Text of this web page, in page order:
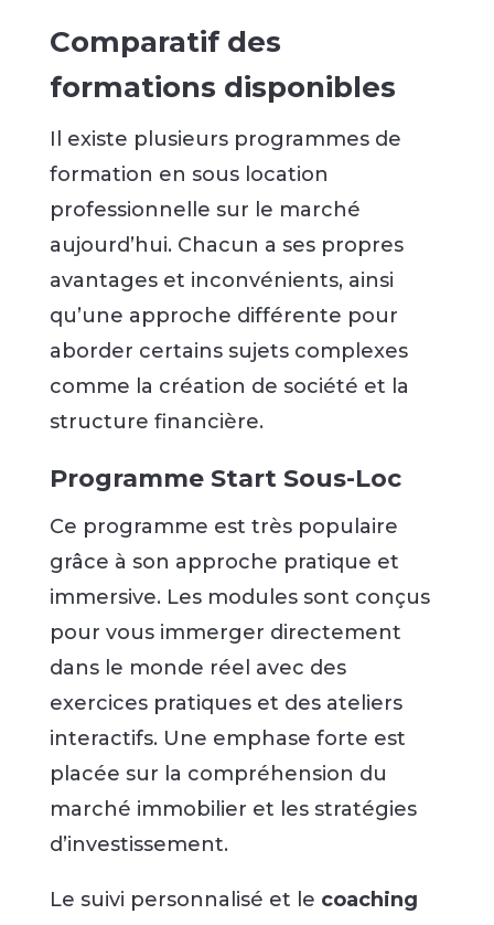
Comparatif des
formations disponibles
Il existe plusieurs programmes de
formation en sous location
professionnelle sur le marché
aujourd’hui. Chacun a ses propres
avantages et inconvénients, ainsi
qu’une approche différente pour
aborder certains sujets complexes
comme la création de société et la
structure financière.
Programme Start Sous-Loc
Ce programme est très populaire
grâce à son approche pratique et
immersive. Les modules sont conçus
pour vous immerger directement
dans le monde réel avec des
exercices pratiques et des ateliers
interactifs. Une emphase forte est
placée sur la compréhension du
marché immobilier et les stratégies
d’investissement.
Le suivi personnalisé et le coaching